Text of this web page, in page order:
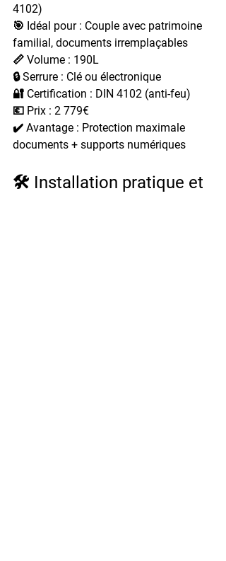
4102)
🎯 Idéal pour : Couple avec patrimoine
familial, documents irremplaçables
📏 Volume : 190L
🔒 Serrure : Clé ou électronique
🔐 Certification : DIN 4102 (anti-feu)
💶 Prix : 2 779€
✔️ Avantage : Protection maximale
documents + supports numériques
🛠️ Installation pratique et